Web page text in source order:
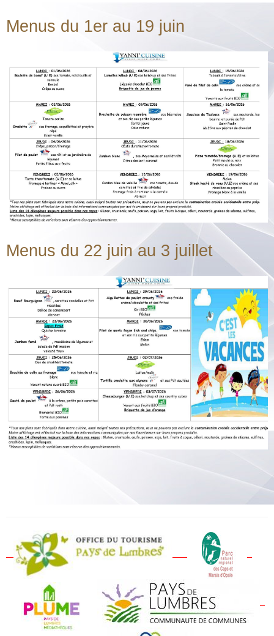
Menus du 1er au 19 juin
Menus du 22 juin au 3 juillet